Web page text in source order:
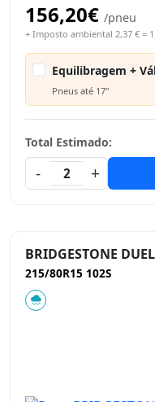
156,20€ /pneu
+ Imposto ambiental 2,37 € =
Equilibragem +
Pneus até 17"
Total Estimado:
-
2 +
BRIDGESTONE
215/80R15 102S